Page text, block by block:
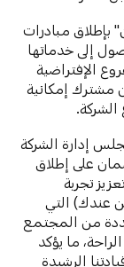
بإطلاق مبادرات
إلى خدماتها
الإفتراضية
تتيح لأكثر من 2.5 مليون مشترك إمكانية
إدارة الشركة
على إطلاق
تجربة
عندك) التي
من المجتمع
ما يؤكد
الرشيدة